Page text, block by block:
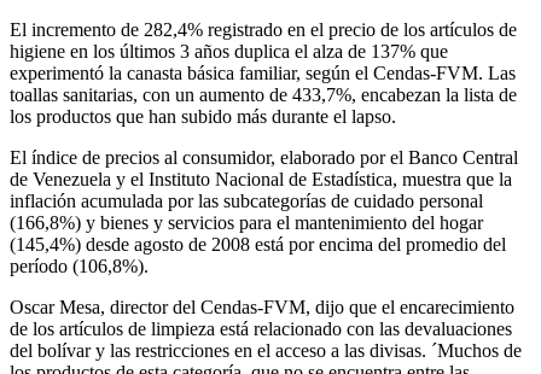
El incremento de 282,4% registrado en el precio de los artículos de
higiene en los últimos 3 años duplica el alza de 137% que
experimentó la canasta básica familiar, según el Cendas-FVM. Las
toallas sanitarias, con un aumento de 433,7%, encabezan la lista de
los productos que han subido más durante el lapso.
El índice de precios al consumidor, elaborado por el Banco Central
de Venezuela y el Instituto Nacional de Estadística, muestra que la
inflación acumulada por las subcategorías de cuidado personal
(166,8%) y bienes y servicios para el mantenimiento del hogar
(145,4%) desde agosto de 2008 está por encima del promedio del
período (106,8%).
Oscar Mesa, director del Cendas-FVM, dijo que el encarecimiento
de los artículos de limpieza está relacionado con las devaluaciones
del bolívar y las restricciones en el acceso a las divisas. ´Muchos de